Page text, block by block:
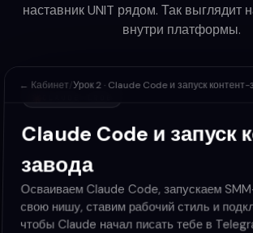
наставник UNIT рядом. Так выглядит
внутри платформы.
← Кабинет/Урок 2 · Claude Code и запуск контент-
Claude Code и запуск
завода
Осваиваем Claude Code, запускаем
свою нишу, ставим рабочий стиль и
чтобы Claude начал писать тебе в